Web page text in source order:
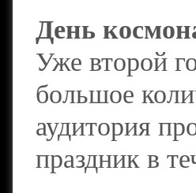
День
Уже второй
большое
аудитория
праздник в